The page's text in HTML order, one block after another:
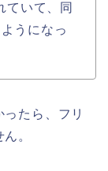
ていて、同
うになっ
たら、フリ
。